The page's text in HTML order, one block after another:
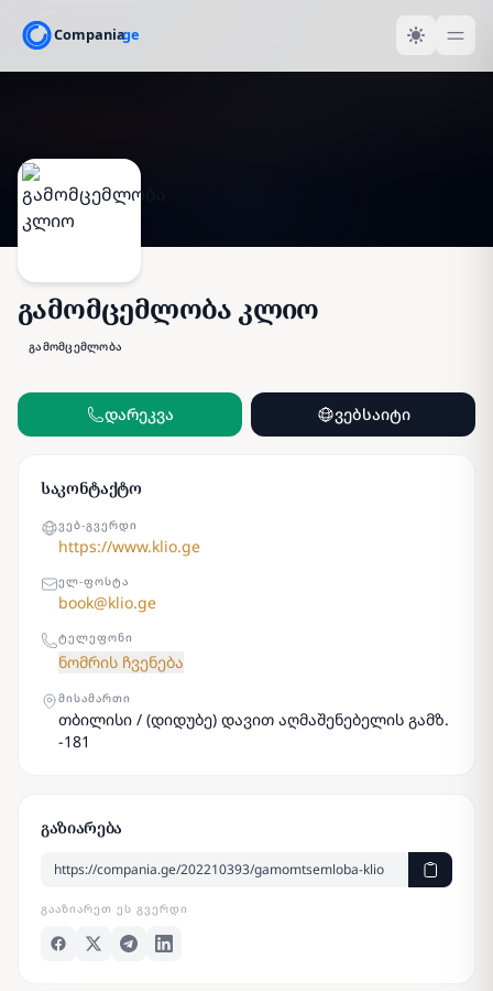
გამომცემლობა კლიო
გამომცემლობა
დარეკვა ვებსაიტი
საკონტაქტო
ᲕᲔᲑ-ᲒᲕᲔᲠᲓᲘ
https://www.klio.ge
ᲔᲚ-ᲤᲝᲡᲢᲐ
book@klio.ge
ᲢᲔᲚᲔᲤᲝᲜᲘ
ნომრის ჩვენება
ᲛᲘᲡᲐᲛᲐᲠᲗᲘ
თბილისი / (დიდუბე) დავით აღმაშენებელის გამზ.
-181
გაზიარება
ᲒᲐᲐᲖᲘᲐᲠᲔᲗ ᲔᲡ ᲒᲕᲔᲠᲓᲘ